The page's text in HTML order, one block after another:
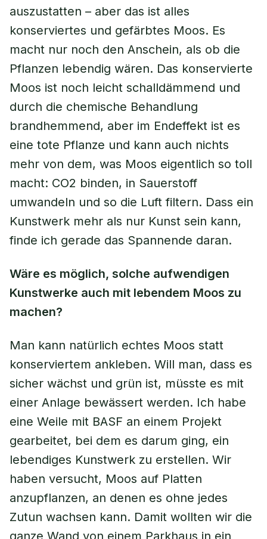
auszustatten – aber das ist alles
konserviertes und gefärbtes Moos. Es
macht nur noch den Anschein, als ob die
Pflanzen lebendig wären. Das konservierte
Moos ist noch leicht schalldämmend und
durch die chemische Behandlung
brandhemmend, aber im Endeffekt ist es
eine tote Pflanze und kann auch nichts
mehr von dem, was Moos eigentlich so toll
macht: CO2 binden, in Sauerstoff
umwandeln und so die Luft filtern. Dass ein
Kunstwerk mehr als nur Kunst sein kann,
finde ich gerade das Spannende daran.
Wäre es möglich, solche aufwendigen
Kunstwerke auch mit lebendem Moos zu
machen?
Man kann natürlich echtes Moos statt
konserviertem ankleben. Will man, dass es
sicher wächst und grün ist, müsste es mit
einer Anlage bewässert werden. Ich habe
eine Weile mit BASF an einem Projekt
gearbeitet, bei dem es darum ging, ein
lebendiges Kunstwerk zu erstellen. Wir
haben versucht, Moos auf Platten
anzupflanzen, an denen es ohne jedes
Zutun wachsen kann. Damit wollten wir die
ganze Wand von einem Parkhaus in ein